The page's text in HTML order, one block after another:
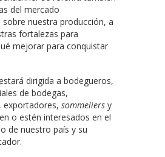
del mercado
nuestra producción, a
fortalezas para
mejorar para conquistar
dirigida a bodegueros,
de bodegas,
exportadores, sommeliers y
o estén interesados en el
de nuestro país y su